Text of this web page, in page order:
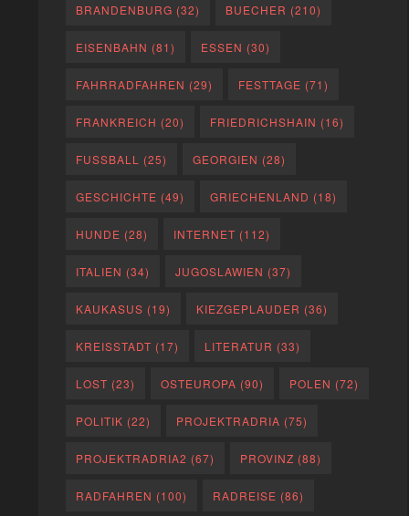
BRANDENBURG (32) BUECHER (210)
EISENBAHN (81) ESSEN (30)
FAHRRADFAHREN (29) FESTTAGE (71)
FRANKREICH (20) FRIEDRICHSHAIN (16)
FUSSBALL (25) GEORGIEN (28)
GESCHICHTE (49) GRIECHENLAND (18)
HUNDE (28) INTERNET (112)
ITALIEN (34) JUGOSLAWIEN (37)
KAUKASUS (19) KIEZGEPLAUDER (36)
KREISSTADT (17) LITERATUR (33)
LOST (23) OSTEUROPA (90) POLEN (72)
POLITIK (22) PROJEKTRADRIA (75)
PROJEKTRADRIA2 (67) PROVINZ (88)
RADFAHREN (100) RADREISE (86)